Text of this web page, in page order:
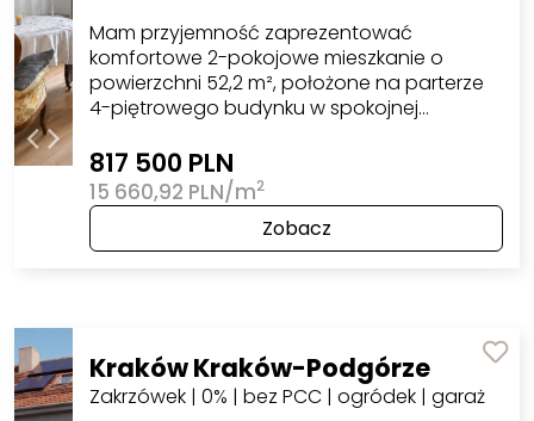
Mam przyjemność zaprezentować
komfortowe 2-pokojowe mieszkanie o
powierzchni 52,2 m², położone na parterze
4-piętrowego budynku w spokojnej…
817 500 PLN
15 660,92 PLN/m2
Zobacz
Kraków Kraków-Podgórze
Zakrzówek | 0% | bez PCC | ogródek | garaż